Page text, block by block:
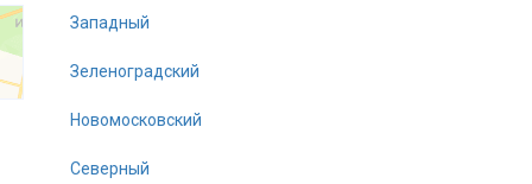
Западный
Зеленоградский
Новомосковский
Северный